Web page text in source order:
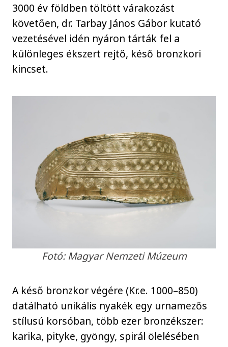
3000 év földben töltött várakozást
követően, dr. Tarbay János Gábor kutató
vezetésével idén nyáron tárták fel a
különleges ékszert rejtő, késő bronzkori
kincset.
Fotó: Magyar Nemzeti Múzeum
A késő bronzkor végére (Kr.e. 1000–850)
datálható unikális nyakék egy urnamezős
stílusú korsóban, több ezer bronzékszer:
karika, pityke, gyöngy, spirál ölelésében